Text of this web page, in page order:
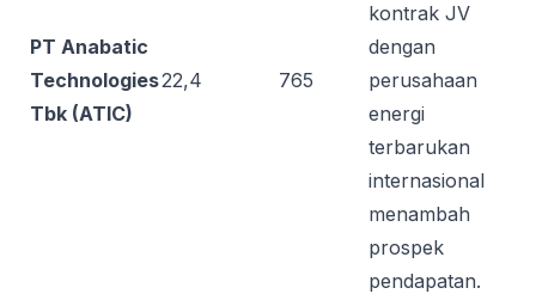
PT Anabatic
Technologies
Tbk (ATIC)
22,4 765
kontrak JV
dengan
perusahaan
energi
terbarukan
internasional
menambah
prospek
pendapatan.